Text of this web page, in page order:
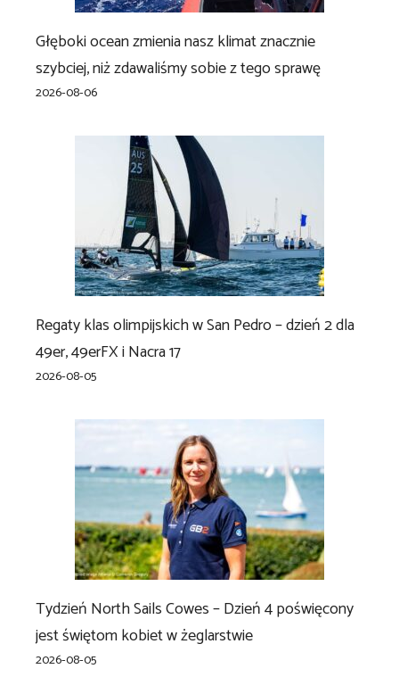
Głęboki ocean zmienia nasz klimat znacznie
szybciej, niż zdawaliśmy sobie z tego sprawę
2026-08-06
Regaty klas olimpijskich w San Pedro – dzień 2 dla
49er, 49erFX i Nacra 17
2026-08-05
Tydzień North Sails Cowes – Dzień 4 poświęcony
jest świętom kobiet w żeglarstwie
2026-08-05